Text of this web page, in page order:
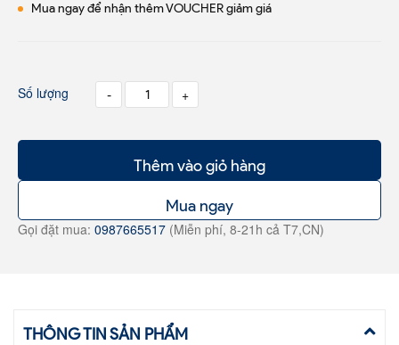
Mua ngay để nhận thêm VOUCHER giảm giá
Số lượng - +
Thêm vào giỏ hàng
Mua ngay
Gọi đặt mua: 0987665517 (Miễn phí, 8-21h cả T7,CN)
THÔNG TIN SẢN PHẨM